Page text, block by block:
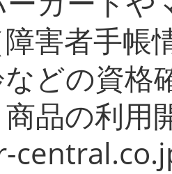
害者手帳
どの資格
品の利用